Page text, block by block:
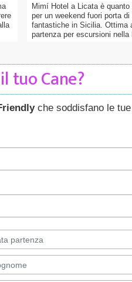
Mimí Hotel a Licata è
per un weekend fuori porta
fantastiche in Sicilia. Ottima
partenza per escursioni nella
tuo Cane?
che soddisfano le